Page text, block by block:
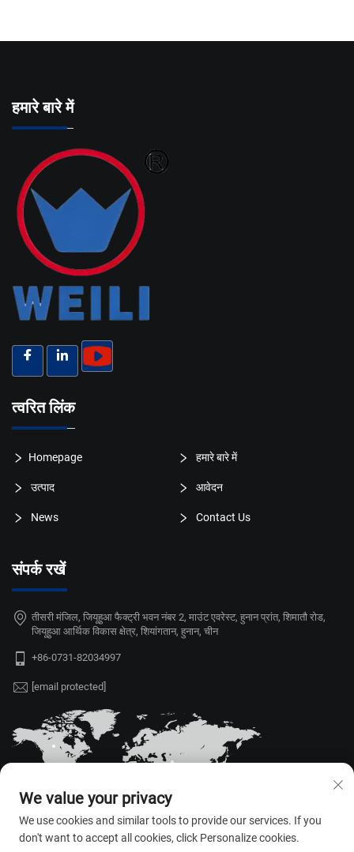
हमारे बारे में
त्वरित लिंक
Homepage हमारे बारे में
उत्पाद आवेदन
News Contact Us
संपर्क रखें
तीसरी मंजिल, जियूहुआ फैक्ट्री भवन नंबर 2, माउंट एवरेस्ट, हुनान प्रांत, शिमातौ रोड,
जियूहुआ आर्थिक विकास क्षेत्र, शियांगतान, हुनान, चीन
+86-0731-82034997
[email protected]
We value your privacy
We use cookies and similar tools to provide our services. If you
don't want to accept all cookies, click Personalize cookies.